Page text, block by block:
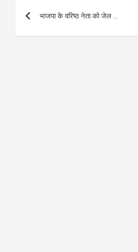
o
A
navigation
भाजपा के वरिष्ठ नेता को जेल …